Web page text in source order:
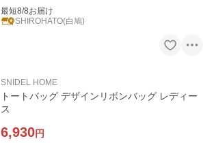
最短8/8お届け
SHIROHATO(白鳩)
SNIDEL HOME
トートバッグ デザインリボンバッグ レディー
ス
6,930円